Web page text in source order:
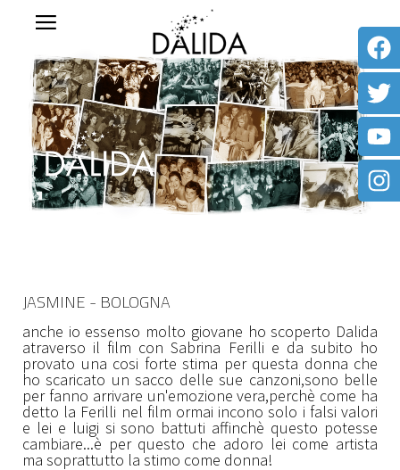
JASMINE - BOLOGNA
anche io essenso molto giovane ho scoperto Dalida
atraverso il film con Sabrina Ferilli e da subito ho
provato una cosi forte stima per questa donna che
ho scaricato un sacco delle sue canzoni,sono belle
per fanno arrivare un'emozione vera,perchè come ha
detto la Ferilli nel film ormai incono solo i falsi valori
e lei e luigi si sono battuti affinchè questo potesse
cambiare...è per questo che adoro lei come artista
ma soprattutto la stimo come donna!